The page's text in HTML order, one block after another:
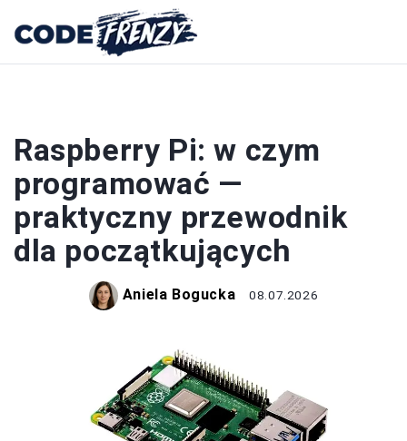
Raspberry Pi: w czym
programować —
praktyczny przewodnik
dla początkujących
Aniela Bogucka 08.07.2026